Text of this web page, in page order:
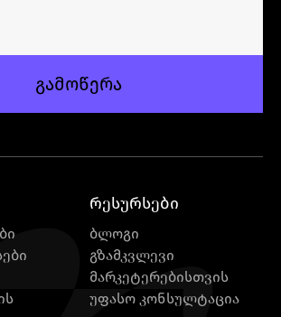
გამოწერა
რესურსები
ბლოგი
გზამკვლევი
მარკეტერებისთვის
უფასო კონსულტაცია